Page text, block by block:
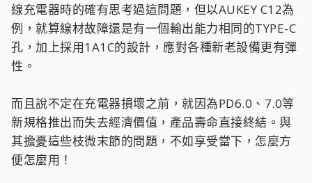
線充電器時的確有思考過這問題，但以AUKEY C12為
例，就算線材故障還是有一個輸出能力相同的TYPE-C
孔，加上採用1A1C的設計，應對各種新老設備更有彈
性。
而且說不定在充電器損壞之前，就因為PD6.0、7.0等
新規格推出而失去經濟價值，產品壽命直接終結。與
其擔憂這些枝微末節的問題，不如享受當下，怎麼方
便怎麼用！